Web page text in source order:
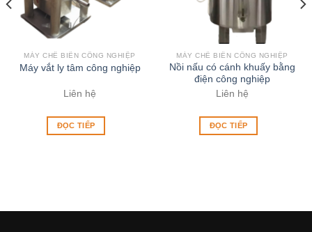
MÁY CHẾ BIẾN CÔNG NGHIỆP
Máy vắt ly tâm công nghiệp
Liên hệ
ĐỌC TIẾP
MÁY CHẾ BIẾN CÔNG NGHIỆP
Nồi nấu có cánh khuấy bằng
điện công nghiệp
Liên hệ
ĐỌC TIẾP